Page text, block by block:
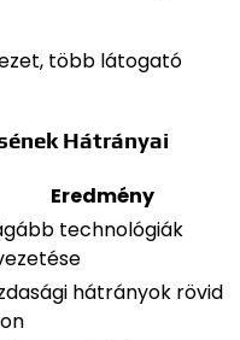
több látogató
Hátrányai
Eredmény
technológiák
hátrányok rövid